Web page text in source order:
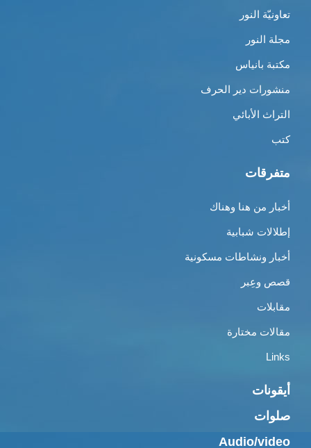
تعاونيّة النور
مجلة النور
مكتبة بانياس
منشورات دير الحرف
التراث الأبائي
كتب
متفرقات
أخبار من هنا وهناك
إطلالات شبابية
أخبار ونشاطات مسكونية
قصص وعِبر
مقابلات
مقالات مختارة
Links
أيقونات
صلوات
Audio/video